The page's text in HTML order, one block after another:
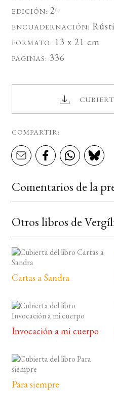
EDICIÓN: 2ª
ENCUADERNACIÓN:
FORMATO: 13 x 21 cm
PÁGINAS: 336
COMPARTIR:
Comentarios de la
Otros libros de
Cartas a Sandra
Invocación a mi cuerpo
Para siempre